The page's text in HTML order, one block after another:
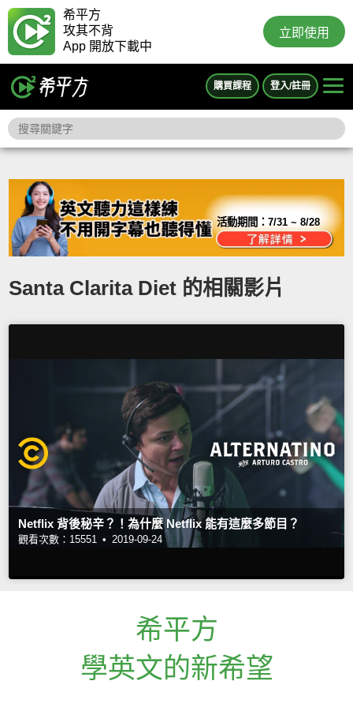
希平方
攻其不背
App 開放下載中
立即使用
購買課程 登入/註冊
活動期間：7/31 ~ 8/28
Santa Clarita Diet 的相關影片
Netflix 背後秘辛？！為什麼 Netflix 能有這麼多節目？
觀看次數：15551 • 2019-09-24
希平方
學英文的新希望